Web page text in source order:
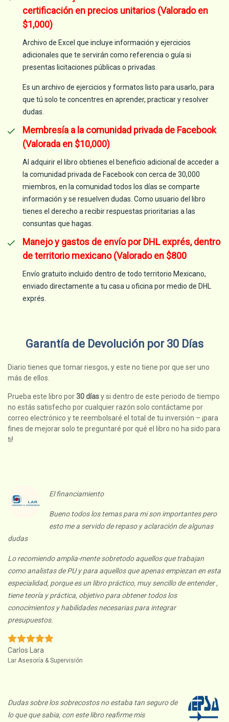
certificación en precios unitarios (Valorado en
$1,000)
Archivo de Excel que incluye información y ejercicios
adicionales que te servirán como referencia o guía si
presentas licitaciones públicas o privadas.
Es un archivo de ejercicios y formatos listo para usarlo, para
que tú solo te concentres en aprender, practicar y resolver
dudas.
Membresía a la comunidad privada de Facebook
(Valorada en $10,000)
Al adquirir el libro obtienes el beneficio adicional de acceder a
la comunidad privada de Facebook con cerca de 30,000
miembros, en la comunidad todos los días se comparte
información y se resuelven dudas. Como usuario del libro
tienes el derecho a recibir respuestas prioritarias a las
consuntas que hagas.
Manejo y gastos de envío por DHL exprés, dentro
de territorio mexicano (Valorado en $800
Envío gratuito incluido dentro de todo territorio Mexicano,
enviado directamente a tu casa u oficina por medio de DHL
exprés.
Garantía de Devolución por 30 Días
Diario tienes que tomar riesgos, y este no tiene por que ser uno
más de ellos.
Prueba este libro por30 díasy si dentro de este periodo de tiempo
no estás satisfecho por cualquier razón solo contáctame por
correo electrónico y te reembolsaré el total de tu inversión – ¡para
fines de mejorar solo te preguntaré por qué el libro no ha sido para
ti!
El financiamiento
Bueno todos los temas para mi son importantes pero
esto me a servido de repaso y aclaración de algunas
dudas
Lo recomiendo amplia-mente sobretodo aquellos que trabajan
como analistas de PU y para aquellos que apenas empiezan en esta
especialidad, porque es un libro práctico, muy sencillo de entender ,
tiene teoría y práctica, objetivo para obtener todos los
conocimientos y habilidades necesarias para integrar
presupuestos.
Carlos Lara
Lar Asesoría & Supervisión
Dudas sobre los sobrecostos no estaba tan seguro de
lo que que sabia, con este libro reafirme mis